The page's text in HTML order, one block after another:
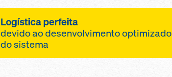
Logística perfeita
devido ao desenvolvimento optimizado
do sistema